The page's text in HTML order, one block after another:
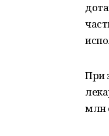
При
млн